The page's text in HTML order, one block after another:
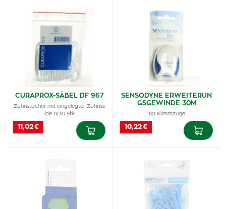
CURAPROX-SÄBEL DF 967
Zahnstocher mit eingelegter Zahnse
ide 1x30 Stk
11,02 €
SENSODYNE ERWEITERUN
GSGEWINDE 30M
1x1 Klimmzüge
10,22 €